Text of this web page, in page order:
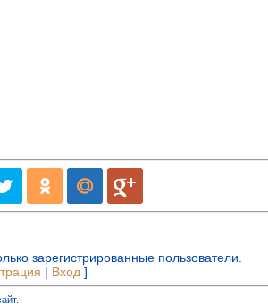
зарегистрированные пользователи.
| Вход ]